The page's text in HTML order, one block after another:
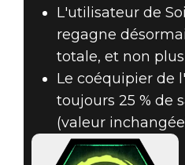
L'utilisateur de
regagne
totale, et non plus
Le coéquipier de
toujours 25 % de
(valeur